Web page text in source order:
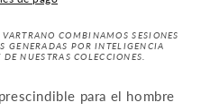
COMBINAMOS SESIONES
GENERADAS POR INTELIGENCIA
NUESTRAS COLECCIONES.
para el hombre